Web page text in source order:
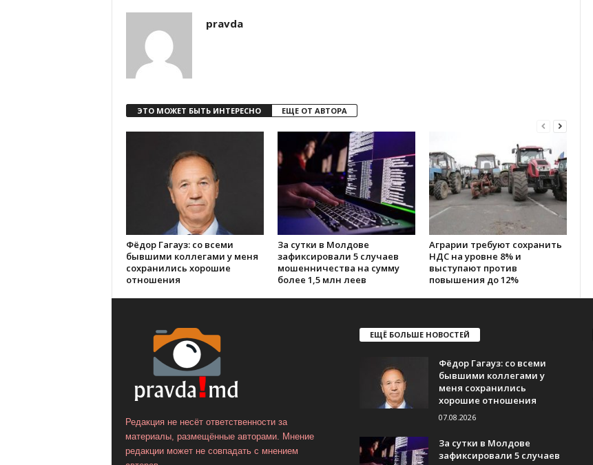
pravda
ЭТО МОЖЕТ БЫТЬ ИНТЕРЕСНО ЕЩЕ ОТ АВТОРА
Фёдор Гагауз: со всеми
бывшими коллегами у меня
сохранились хорошие
отношения
За сутки в Молдове
зафиксировали 5 случаев
мошенничества на сумму
более 1,5 млн леев
Аграрии требуют сохранить
НДС на уровне 8% и
выступают против
повышения до 12%
Редакция не несёт ответственности за
материалы, размещённые авторами. Мнение
редакции может не совпадать с мнением
ЕЩЁ БОЛЬШЕ НОВОСТЕЙ
Фёдор Гагауз: со всеми
бывшими коллегами у
меня сохранились
хорошие отношения
07.08.2026
За сутки в Молдове
зафиксировали 5 случаев